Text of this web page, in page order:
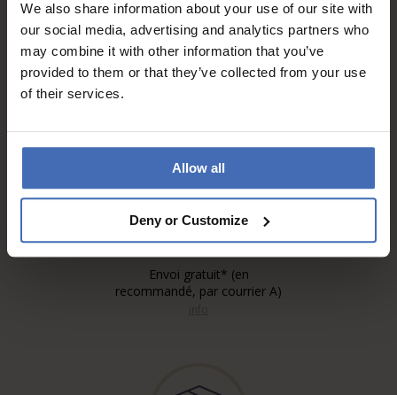
We also share information about your use of our site with
our social media, advertising and analytics partners who
may combine it with other information that you’ve
provided to them or that they’ve collected from your use
of their services.
Allow all
Deny or Customize
Sur facture et paiement
échelonné (jusqu’à CHF
5'000.-)
Envoi gratuit* (en
recommandé, par courrier A)